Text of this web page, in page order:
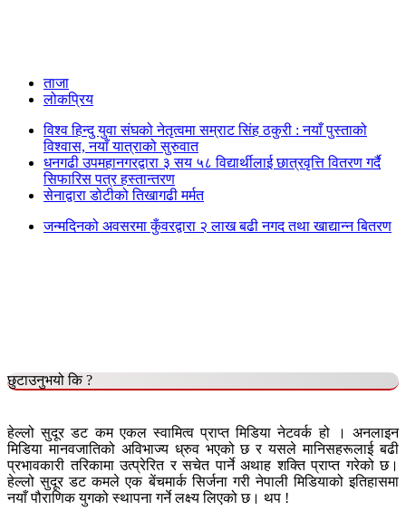
ताजा
लोकप्रिय
विश्व हिन्दु युवा संघको नेतृत्वमा सम्राट सिंह ठकुरी : नयाँ पुस्ताको
विश्वास, नयाँ यात्राको सुरुवात
धनगढी उपमहानगरद्वारा ३ सय ५८ विद्यार्थीलाई छात्रवृत्ति वितरण गर्दै
सिफारिस पत्र हस्तान्तरण
सेनाद्वारा डोटीको तिखागढी मर्मत
जन्मदिनको अवसरमा कुँवरद्वारा २ लाख बढी नगद तथा खाद्यान्न बितरण
छुटाउनुभयो कि ?
हेल्लो सुदूर डट कम एकल स्वामित्व प्राप्त मिडिया नेटवर्क हो । अनलाइन
मिडिया मानवजातिको अविभाज्य ध्रुव भएको छ र यसले मानिसहरूलाई बढी
प्रभावकारी तरिकामा उत्प्रेरित र सचेत पार्ने अथाह शक्ति प्राप्त गरेको छ।
हेल्लो सुदूर डट कमले एक बेंचमार्क सिर्जना गरी नेपाली मिडियाको इतिहासमा
नयाँ पौराणिक युगको स्थापना गर्ने लक्ष्य लिएको छ। थप !